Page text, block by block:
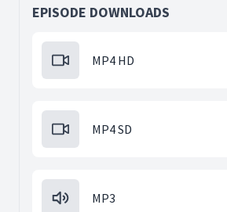
EPISODE DOWNLOADS
MP4 HD
MP4 SD
MP3